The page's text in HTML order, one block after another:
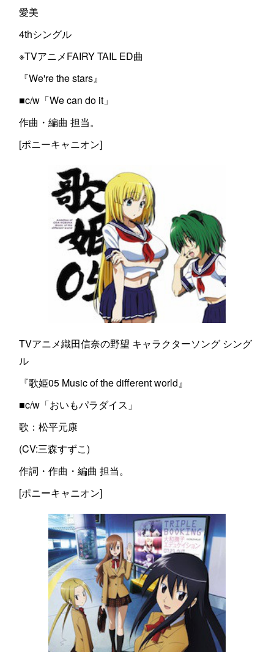
愛美
4thシングル
※TVアニメFAIRY TAIL ED曲
『We're the stars』
■c/w「We can do it」
作曲・編曲 担当。
[ポニーキャニオン]
TVアニメ織田信奈の野望 キャラクターソング シング
ル
『歌姫05 Music of the different world』
■c/w「おいもパラダイス」
歌：松平元康
(CV:三森すずこ)
作詞・作曲・編曲 担当。
[ポニーキャニオン]